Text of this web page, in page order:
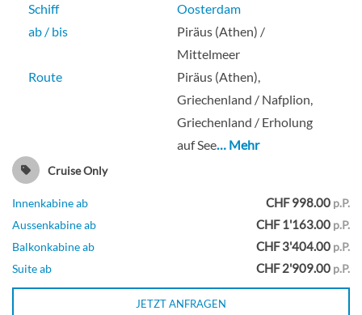
Schiff
Oosterdam
ab / bis
Piräus (Athen) /
Mittelmeer
Route
Piräus (Athen),
Griechenland / Nafplion,
Griechenland / Erholung
auf See… Mehr
Cruise Only
Innenkabine ab CHF 998.00 p.P.
Aussenkabine ab
CHF 1'163.00 p.P.
Balkonkabine ab
CHF 3'404.00 p.P.
Suite ab
CHF 2'909.00 p.P.
JETZT ANFRAGEN